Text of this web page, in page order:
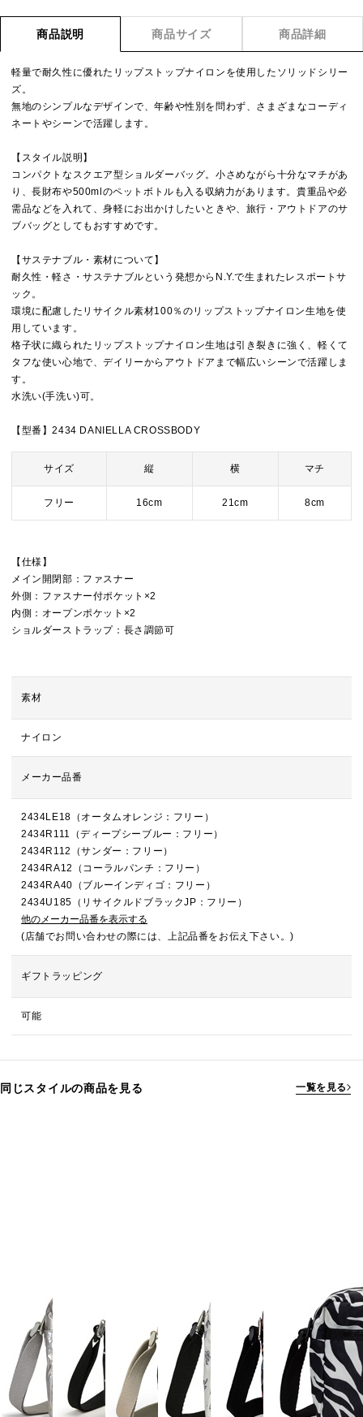
商品説明 商品サイズ 商品詳細
軽量で耐久性に優れたリップストップナイロンを使用したソリッドシリー
ズ。
無地のシンプルなデザインで、年齢や性別を問わず、さまざまなコーディ
ネートやシーンで活躍します。
【スタイル説明】
コンパクトなスクエア型ショルダーバッグ。小さめながら十分なマチがあ
り、長財布や500mlのペットボトルも入る収納力があります。貴重品や必
需品などを入れて、身軽にお出かけしたいときや、旅行・アウトドアのサ
ブバッグとしてもおすすめです。
【サステナブル・素材について】
耐久性・軽さ・サステナブルという発想からN.Y.で生まれたレスポートサ
ック。
環境に配慮したリサイクル素材100％のリップストップナイロン生地を使
用しています。
格子状に織られたリップストップナイロン生地は引き裂きに強く、軽くて
タフな使い心地で、デイリーからアウトドアまで幅広いシーンで活躍しま
す。
水洗い(手洗い)可。
【型番】2434 DANIELLA CROSSBODY
サイズ 縦 横 マチ
フリー 16cm 21cm 8cm
【仕様】
メイン開閉部：ファスナー
外側：ファスナー付ポケット×2
内側：オープンポケット×2
ショルダーストラップ：長さ調節可
素材
ナイロン
メーカー品番
2434LE18（オータムオレンジ：フリー）
2434R111（ディープシーブルー：フリー）
2434R112（サンダー：フリー）
2434RA12（コーラルパンチ：フリー）
2434RA40（ブルーインディゴ：フリー）
2434U185（リサイクルドブラックJP：フリー）
他のメーカー品番を表示する
(店舗でお問い合わせの際には、上記品番をお伝え下さい。)
ギフトラッピング
可能
同じスタイルの商品を見る 一覧を見る